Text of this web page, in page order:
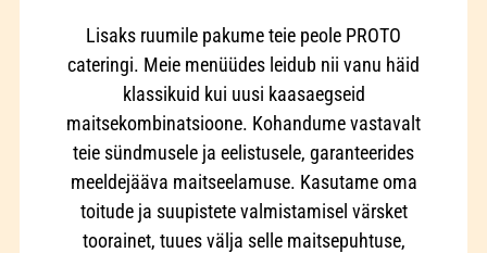
Lisaks ruumile pakume teie peole PROTO
cateringi. Meie menüüdes leidub nii vanu häid
klassikuid kui uusi kaasaegseid
maitsekombinatsioone. Kohandume vastavalt
teie sündmusele ja eelistusele, garanteerides
meeldejääva maitseelamuse. Kasutame oma
toitude ja suupistete valmistamisel värsket
toorainet, tuues välja selle maitsepuhtuse,